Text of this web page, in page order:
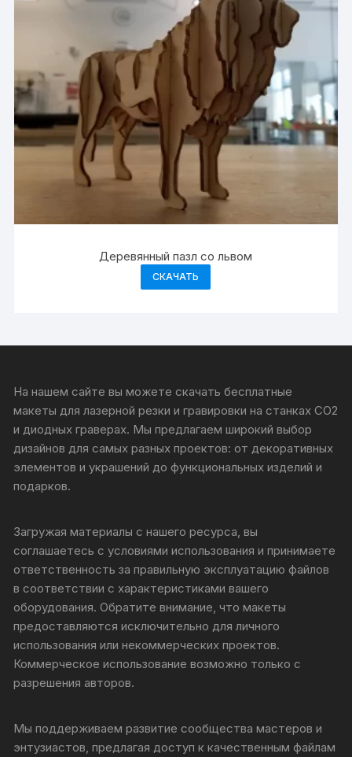
Деревянный пазл со львом
СКАЧАТЬ
На нашем сайте вы можете скачать бесплатные
макеты для лазерной резки и гравировки на станках CO2
и диодных граверах. Мы предлагаем широкий выбор
дизайнов для самых разных проектов: от декоративных
элементов и украшений до функциональных изделий и
подарков.
Загружая материалы с нашего ресурса, вы
соглашаетесь с условиями использования и принимаете
ответственность за правильную эксплуатацию файлов
в соответствии с характеристиками вашего
оборудования. Обратите внимание, что макеты
предоставляются исключительно для личного
использования или некоммерческих проектов.
Коммерческое использование возможно только с
разрешения авторов.
Мы поддерживаем развитие сообщества мастеров и
энтузиастов, предлагая доступ к качественным файлам